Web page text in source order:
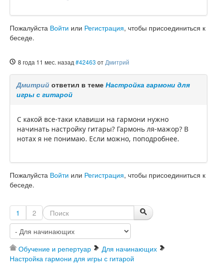
Пожалуйста Войти или Регистрация, чтобы присоединиться к
беседе.
8 года 11 мес. назад #42463 от Дмитрий
Дмитрий ответил в теме Настройка гармони для
игры с гитарой
С какой все-таки клавиши на гармони нужно
начинать настройку гитары? Гармонь ля-мажор? В
нотах я не понимаю. Если можно, поподробнее.
Пожалуйста Войти или Регистрация, чтобы присоединиться к
беседе.
1 2
Обучение и репертуар
Для начинающих
Настройка гармони для игры с гитарой